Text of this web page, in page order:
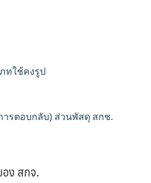
ทใช้คงรูป
ารตอบกลับ) ส่วนพัสดุ สกช.
ง สกจ.